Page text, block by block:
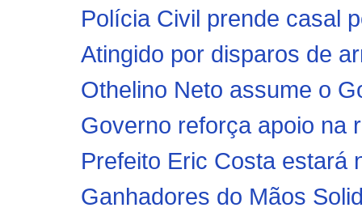
Polícia Civil prende casal
Atingido por disparos de
Othelino Neto assume o
Governo reforça apoio na
Prefeito Eric Costa estará
Ganhadores do Mãos